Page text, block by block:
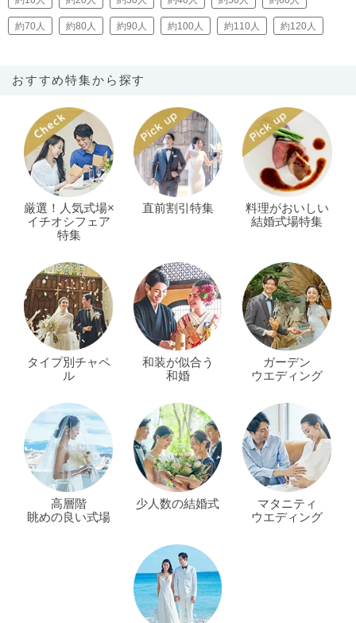
約70人 約80人 約90人 約100人 約110人 約120人
おすすめ特集から探す
厳選！人気式場×
イチオシフェア
特集
直前割引特集
料理がおいしい
結婚式場特集
タイプ別チャペ
ル
和装が似合う
和婚
ガーデン
ウエディング
高層階
眺めの良い式場
少人数の結婚式
マタニティ
ウエディング